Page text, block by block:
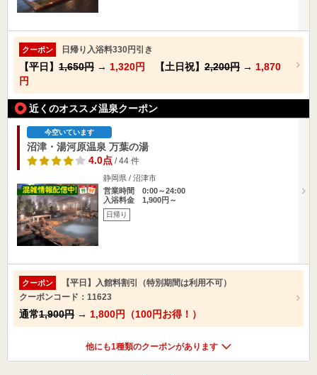
クーポン 日帰り入浴料330円引き
【平日】 1,650円 → 1,320円 【土日祝】 2,200円 → 1,870
円
近くのオススメ温泉クーポン
今空いています
沼津・湯河原温泉 万葉の湯
4.0点/ 44 件
静岡県 / 沼津市
営業時間 0:00～24:00
入浴料金 1,900円～
日帰り
クーポン
【平日】入館料割引（特別期間は利用不可）
クーポンコード：11623
通常1,900円 → 1,800円（100円お得！）
他にも1種類のクーポンがあります